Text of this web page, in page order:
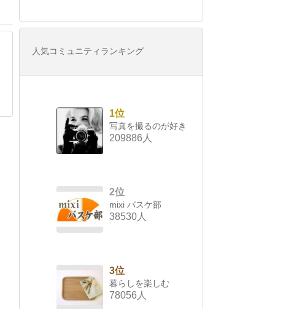
人気コミュニティランキング
1位
写真を撮るのが好き
209886人
2位
mixi バスケ部
38530人
3位
暮らしを楽しむ
78056人